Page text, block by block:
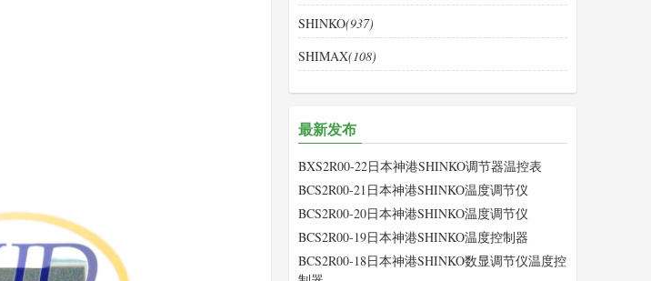
SHINKO(937)
SHIMAX(108)
最新发布
BXS2R00-22日本神港SHINKO调节器温控表
BCS2R00-21日本神港SHINKO温度调节仪
BCS2R00-20日本神港SHINKO温度调节仪
BCS2R00-19日本神港SHINKO温度控制器
BCS2R00-18日本神港SHINKO数显调节仪温度控